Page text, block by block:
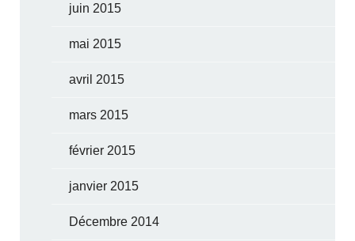
juin 2015
mai 2015
avril 2015
mars 2015
février 2015
janvier 2015
Décembre 2014